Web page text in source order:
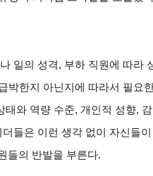
일의 성격, 부하 직원에 따라
박한지 아닌지에 따라서 필요
와 역량 수준, 개인적 성향,
들은 이런 생각 없이 자신들
들의 반발을 부른다.